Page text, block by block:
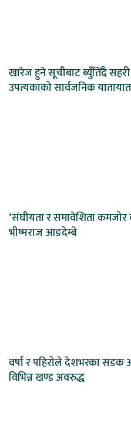
खारेज हुने सूचीबाट ब्युँतिँदै
उपत्यकाको सार्वजनिक
‘संघीयता र समावेशिता कमजोर
भीष्मराज आङदेम्बे
वर्षा र पहिरोले देशभरका सडक
विभिन्न खण्ड अवरुद्ध